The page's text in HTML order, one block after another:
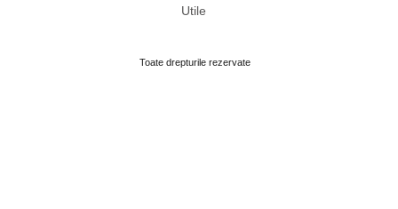
Utile
Toate drepturile rezervate